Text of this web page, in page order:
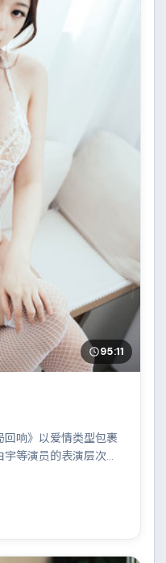
95:11
回响》以爱情类型包裹
等演员的表演层次丰
曲悲歌。全片在类型